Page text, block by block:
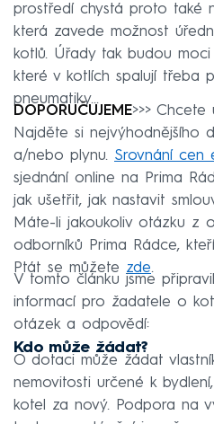
prostředí chystá proto také
která zavede možnost
kotlů. Úřady tak budou
které v kotlích spalují třeba
pneumatiky...
DOPORUČUJEME>>>
Najděte si nejvýhodnějšího
a/nebo plynu. Srovnání cen
sjednání online na Prima
jak ušetřit, jak nastavit
Máte-li jakoukoliv otázku z
odborníků Prima Rádce,
Ptát se můžete zde.
V tomto článku jsme
informací pro žadatele o
otázek a odpovědí:
Kdo může žádat?
O dotaci může žádat
nemovitosti určené k
kotel za nový. Podpora na